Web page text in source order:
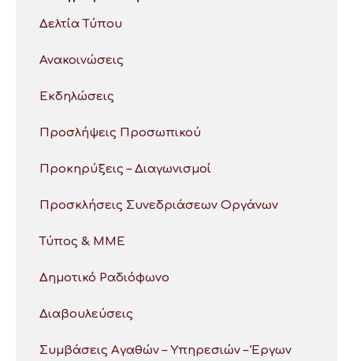
Δελτία Τύπου
Ανακοινώσεις
Εκδηλώσεις
Προσλήψεις Προσωπικού
Προκηρύξεις – Διαγωνισμοί
Προσκλήσεις Συνεδριάσεων Οργάνων
Τύπος & ΜΜΕ
Δημοτικό Ραδιόφωνο
Διαβουλεύσεις
Συμβάσεις Αγαθών – Υπηρεσιών – Έργων